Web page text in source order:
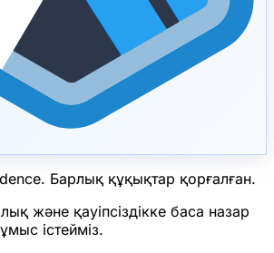
Барлық құқықтар қорғалған.
және қауіпсіздікке баса назар
істейміз.